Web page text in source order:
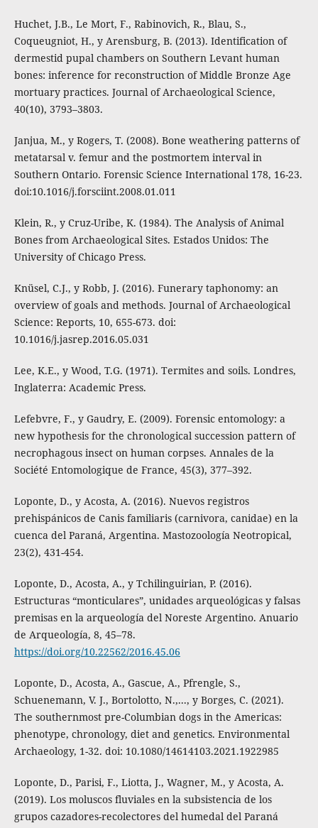
Huchet, J.B., Le Mort, F., Rabinovich, R., Blau, S.,
Coqueugniot, H., y Arensburg, B. (2013). Identification of
dermestid pupal chambers on Southern Levant human
bones: inference for reconstruction of Middle Bronze Age
mortuary practices. Journal of Archaeological Science,
40(10), 3793–3803.
Janjua, M., y Rogers, T. (2008). Bone weathering patterns of
metatarsal v. femur and the postmortem interval in
Southern Ontario. Forensic Science International 178, 16-23.
doi:10.1016/j.forsciint.2008.01.011
Klein, R., y Cruz-Uribe, K. (1984). The Analysis of Animal
Bones from Archaeological Sites. Estados Unidos: The
University of Chicago Press.
Knüsel, C.J., y Robb, J. (2016). Funerary taphonomy: an
overview of goals and methods. Journal of Archaeological
Science: Reports, 10, 655-673. doi:
10.1016/j.jasrep.2016.05.031
Lee, K.E., y Wood, T.G. (1971). Termites and soils. Londres,
Inglaterra: Academic Press.
Lefebvre, F., y Gaudry, E. (2009). Forensic entomology: a
new hypothesis for the chronological succession pattern of
necrophagous insect on human corpses. Annales de la
Société Entomologique de France, 45(3), 377–392.
Loponte, D., y Acosta, A. (2016). Nuevos registros
prehispánicos de Canis familiaris (carnivora, canidae) en la
cuenca del Paraná, Argentina. Mastozoología Neotropical,
23(2), 431-454.
Loponte, D., Acosta, A., y Tchilinguirian, P. (2016).
Estructuras “monticulares”, unidades arqueológicas y falsas
premisas en la arqueología del Noreste Argentino. Anuario
de Arqueología, 8, 45–78.
https://doi.org/10.22562/2016.45.06
Loponte, D., Acosta, A., Gascue, A., Pfrengle, S.,
Schuenemann, V. J., Bortolotto, N.,..., y Borges, C. (2021).
The southernmost pre-Columbian dogs in the Americas:
phenotype, chronology, diet and genetics. Environmental
Archaeology, 1-32. doi: 10.1080/14614103.2021.1922985
Loponte, D., Parisi, F., Liotta, J., Wagner, M., y Acosta, A.
(2019). Los moluscos fluviales en la subsistencia de los
grupos cazadores-recolectores del humedal del Paraná